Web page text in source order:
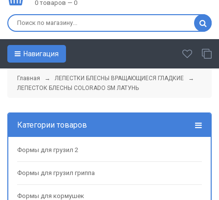
0 товаров — 0
Навигация
Главная → ЛЕПЕСТКИ БЛЕСНЫ ВРАЩАЮЩИЕСЯ ГЛАДКИЕ
→
ЛЕПЕСТОК БЛЕСНЫ COLORADO SM ЛАТУНЬ
Категории товаров
Формы для грузил 2
Формы для грузил гриппа
Формы для кормушек